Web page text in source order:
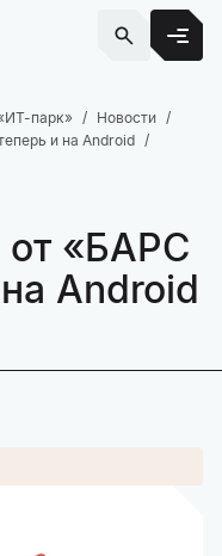
парк»
Новости
и на Android
от «БАРС
Android